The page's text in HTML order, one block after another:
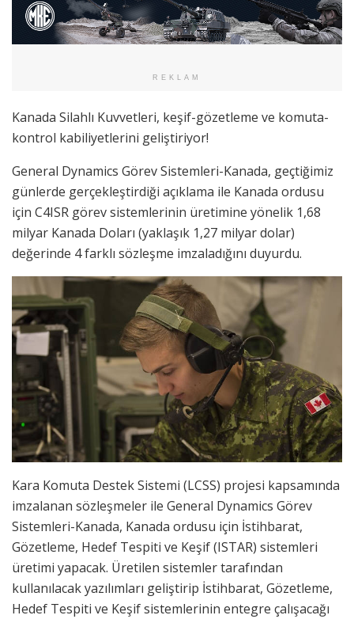
REKLAM
Kanada Silahlı Kuvvetleri, keşif-gözetleme ve komuta-
kontrol kabiliyetlerini geliştiriyor!
General Dynamics Görev Sistemleri-Kanada, geçtiğimiz
günlerde gerçekleştirdiği açıklama ile Kanada ordusu
için C4ISR görev sistemlerinin üretimine yönelik 1,68
milyar Kanada Doları (yaklaşık 1,27 milyar dolar)
değerinde 4 farklı sözleşme imzaladığını duyurdu.
Kara Komuta Destek Sistemi (LCSS) projesi kapsamında
imzalanan sözleşmeler ile General Dynamics Görev
Sistemleri-Kanada, Kanada ordusu için İstihbarat,
Gözetleme, Hedef Tespiti ve Keşif (ISTAR) sistemleri
üretimi yapacak. Üretilen sistemler tarafından
kullanılacak yazılımları geliştirip İstihbarat, Gözetleme,
Hedef Tespiti ve Keşif sistemlerinin entegre çalışacağı